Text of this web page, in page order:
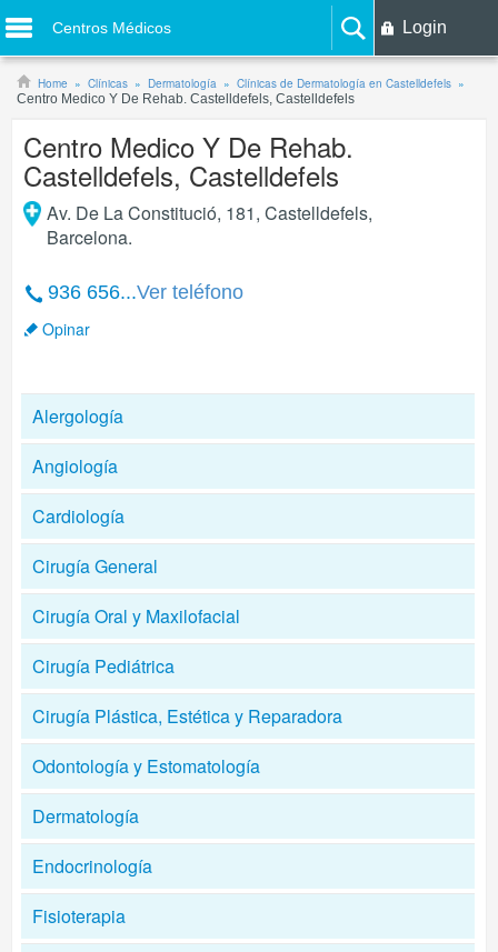
Centros Médicos Login
Home Clínicas Dermatología
Clínicas de Dermatología en Castelldefels
Centro Medico Y De Rehab. Castelldefels, Castelldefels
Centro Medico Y De Rehab.
Castelldefels, Castelldefels
Av. De La Constitució, 181, Castelldefels,
Barcelona.
936 656...Ver teléfono
Opinar
Alergología
Angiología
Cardiología
Cirugía General
Cirugía Oral y Maxilofacial
Cirugía Pediátrica
Cirugía Plástica, Estética y Reparadora
Odontología y Estomatología
Dermatología
Endocrinología
Fisioterapia